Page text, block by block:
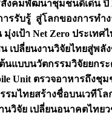
งคมพัฒนาชุมชนดีเด่น
ารรับรู้ สู่โลกของการทำ
เป้า Net Zero ประเทศ
เปลี่ยนงานวิจัยไทยสู่พลั
นแบบนวัตกรรมวิจัยยกร
Unit ตรวจอาหารถึง
มไทยสร้างชื่อบนเวทีโล
านวิจัย เปลี่ยนอนาคตไทยว